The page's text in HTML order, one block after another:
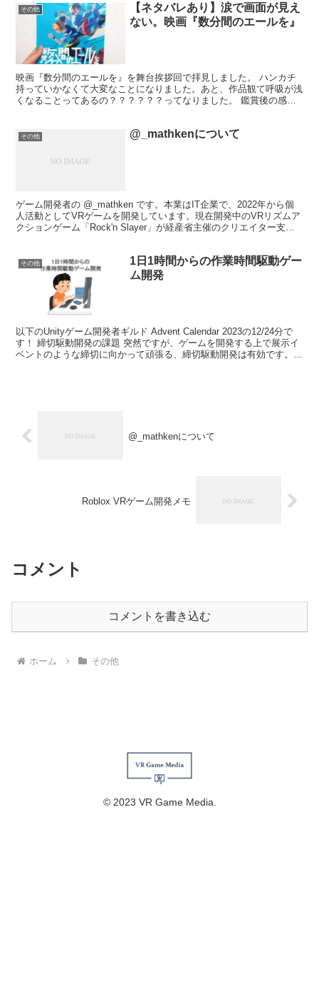
その他
【ネタバレあり】涙で画面が見え
ない。映画『数分間のエールを』
映画『数分間のエールを』を舞台挨拶回で拝見しました。 ハンカチ
持っていかなくて大変なことになりました。あと、作品観て呼吸が浅
くなることってあるの？？？？？？ってなりました。 鑑賞後の感情
その他 @_mathkenについて
ゲーム開発者の @_mathken です。本業はIT企業で、2022年から個
人活動としてVRゲームを開発しています。現在開発中のVRリズムア
クションゲーム「Rock'n Slayer」が経産省主催のクリエイター支援
その他
1日1時間からの作業時間駆動ゲー
ム開発
以下のUnityゲーム開発者ギルド Advent Calendar 2023の12/24分で
す！ 締切駆動開発の課題 突然ですが、ゲームを開発する上で展示イ
ベントのような締切に向かって頑張る、締切駆動開発は有効です。
@_mathkenについて
Roblox VRゲーム開発メモ
コメント
コメントを書き込む
ホーム その他
© 2023 VR Game Media.